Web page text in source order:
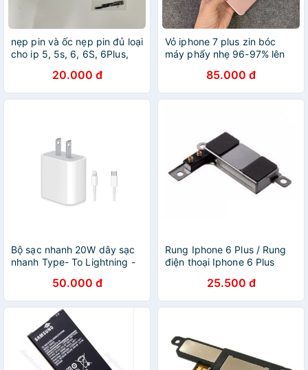
nẹp pin và ốc nẹp pin đủ loại
cho ip 5, 5s, 6, 6S, 6Plus,
, , ipX , Xs, XsMax
20.000 đ
Vỏ iphone 7 plus zin bóc
máy phẩy nhẹ 96-97% lên
85.000 đ
Bộ sạc nhanh 20W dây sạc
nhanh Type- To Lightning -
11Pro Max/11 Pro/ X/ XS
Max/ 8/ 8 Plus/ 7 / 7
50.000 đ
Rung Iphone 6 Plus / Rung
điện thoại Iphone 6 Plus
25.500 đ